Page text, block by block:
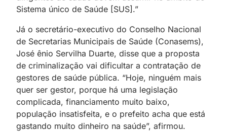
Sistema único de Saúde [SUS].”
Já o secretário-executivo do Conselho Nacional
de Secretarias Municipais de Saúde (Conasems),
José ênio Servilha Duarte, disse que a proposta
de criminalização vai dificultar a contratação de
gestores de saúde pública. “Hoje, ninguém mais
quer ser gestor, porque há uma legislação
complicada, financiamento muito baixo,
população insatisfeita, e o prefeito acha que está
gastando muito dinheiro na saúde”, afirmou.